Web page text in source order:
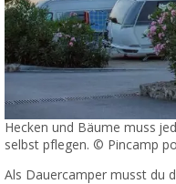
Hecken und Bäume muss
selbst pflegen. © Pincamp
Als Dauercamper musst du